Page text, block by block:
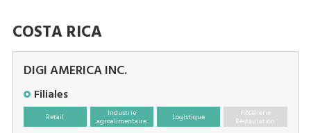
COSTA RICA
DIGI AMERICA INC.
Filiales
Retail Industrie
agroalimentaire Logistique Hôtellerie
Restauration